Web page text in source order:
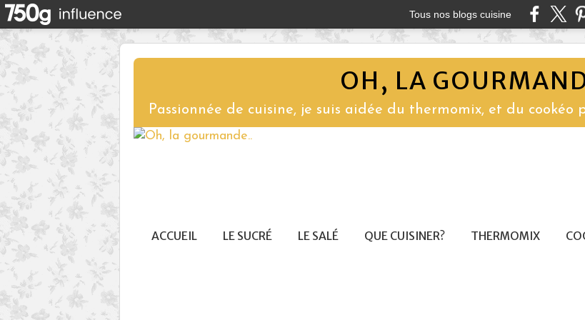
Tous nos blogs cuisine
OH, LA
Passionnée de cuisine, je suis aidée du thermomix, et du cookéo
ACCUEIL LE SUCRÉ LE SALÉ QUE CUISINER? THERMOMIX